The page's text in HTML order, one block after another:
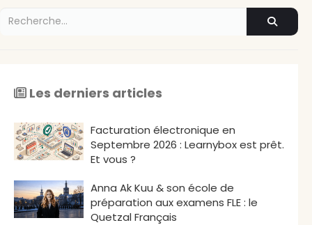
Les derniers articles
Facturation électronique en
Septembre 2026 : Learnybox est prêt.
Et vous ?
Anna Ak Kuu & son école de
préparation aux examens FLE : le
Quetzal Français